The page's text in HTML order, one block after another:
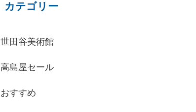
カテゴリー
世田谷美術館
高島屋セール
おすすめ